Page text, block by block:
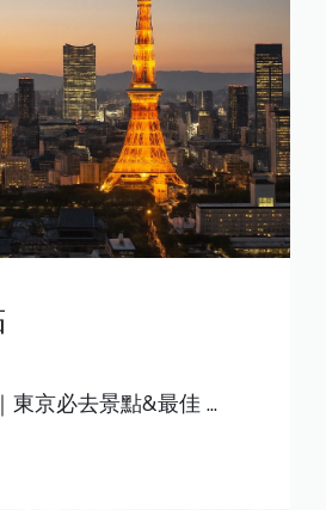
東京必去景點&最佳 ...